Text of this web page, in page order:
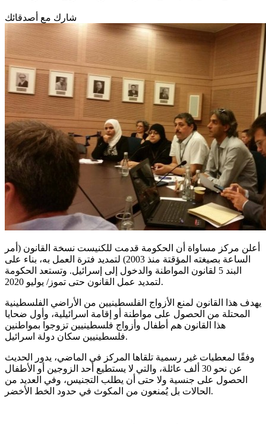
شارك مع أصدقائك
أعلن مركز مساواة أن الحكومة قدمت للكنيست نسخة القانون ( أمر
الساعة بصيغته المؤقتة منذ 2003)
لتمديد فترة العمل به، بناء على
البند 5 لقانون المواطنة والدخول إلى إسرائيل. وتستعد الحكومة
لتمديد عمل القانون حتى تموز/ يوليو 2020.
يهدف هذا القانون لمنع الأزواج الفلسطينيين من الأراضي الفلسطينية
المحتلة من الحصول على مواطنة أو إقامة اسرائيلية، وأول ضحايا
هذا القانون هم أطفال وأزواج فلسطينيين تزوجوا بمواطنين
فلسطينيين سكان دولة اسرائيل.
وفقًا لمعطيات غير رسمية تلقاها المركز في الماضي، يدور الحديث
عن نحو 30 ألف عائلة، والتي لا يستطيع أحد الزوجين أو الأطفال
الحصول على جنسية ولا حتى أن يطلب التجنيس، وفي العديد من
الحالات بل يُمنعون من المكوث في حدود الخط الأخضر .